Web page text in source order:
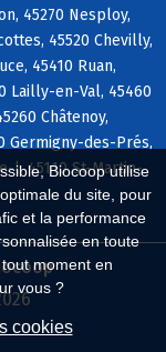
Biocoop utilise
du site, pour
et la performance
en toute
moment en
vous ?
cookies
45270 Nesploy,
45520 Chevilly,
45410 Ruan,
Lailly-en-Val, 45460
Châtenoy,
Germigny-des-Prés,
l, 45110 St-Martin-